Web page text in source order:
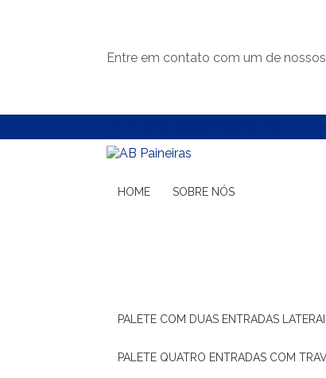
Entre em contato com um de
HOME SOBRE NÓS
PALETE COM DUAS ENTRADAS
PALETE QUATRO ENTRADAS COM